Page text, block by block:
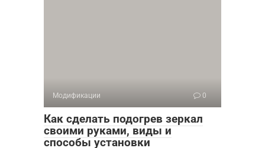
Модификации 0
Как сделать подогрев зеркал
своими руками, виды и
способы установки